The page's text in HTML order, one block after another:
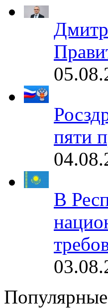
пяти
В
Популярные